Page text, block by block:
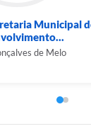
- Secretaria
Ingle Gonçalves de